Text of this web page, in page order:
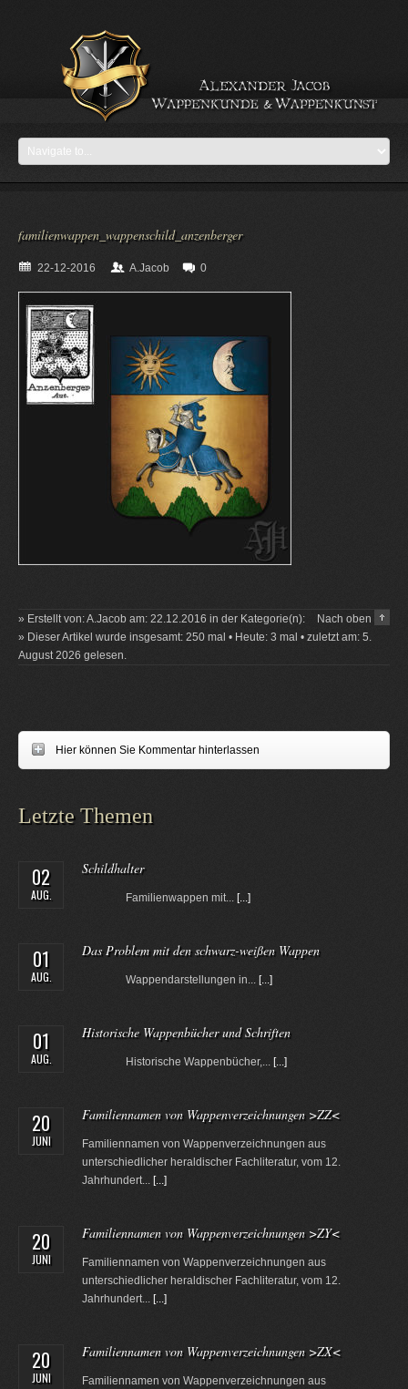
familienwappen_wappenschild_anzenberger
22-12-2016 A.Jacob 0
Nach oben
» Erstellt von: A.Jacob am: 22.12.2016 in der Kategorie(n):
» Dieser Artikel wurde insgesamt: 250 mal • Heute: 3 mal • zuletzt am: 5.
August 2026 gelesen.
Hier können Sie Kommentar hinterlassen
Letzte Themen
02
AUG.
Schildhalter
Familienwappen mit... [...]
01
AUG.
Das Problem mit den schwarz-weißen Wappen
Wappendarstellungen in... [...]
01
AUG.
Historische Wappenbücher und Schriften
Historische Wappenbücher,... [...]
20
JUNI
Familiennamen von Wappenverzeichnungen >ZZ<
Familiennamen von Wappenverzeichnungen aus
unterschiedlicher heraldischer Fachliteratur, vom 12.
Jahrhundert... [...]
20
JUNI
Familiennamen von Wappenverzeichnungen >ZY<
Familiennamen von Wappenverzeichnungen aus
unterschiedlicher heraldischer Fachliteratur, vom 12.
Jahrhundert... [...]
20
JUNI
Familiennamen von Wappenverzeichnungen >ZX<
Familiennamen von Wappenverzeichnungen aus